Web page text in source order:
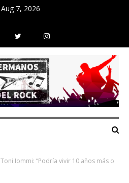
Aug 7, 2026
Toni Iommi: “Podría vivir 10 años más o